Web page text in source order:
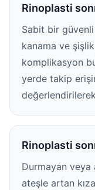
Rinoplasti
Sabit bir
kanama ve
komplikasyon
yerde takip
Rinoplasti
Durmayan veya
ateşle artan